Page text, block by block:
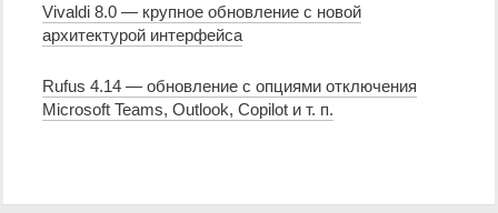
Vivaldi 8.0 — крупное обновление с новой
архитектурой интерфейса
Rufus 4.14 — обновление с опциями отключения
Microsoft Teams, Outlook, Copilot и т. п.